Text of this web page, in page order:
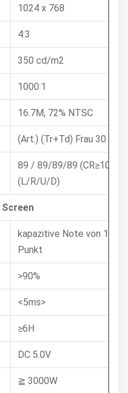
1024 x 768
4:3
350 cd/m2
1000:1
16.7M, 72% NTSC
(Art.) (Tr+Td) Frau 30
89 / 89/89/89 (CR≥10)
(L/R/U/D)
Screen
kapazitive Note von 10
Punkt
>90%
<5ms>
≥6H
DC 5.0V
≧ 3000W